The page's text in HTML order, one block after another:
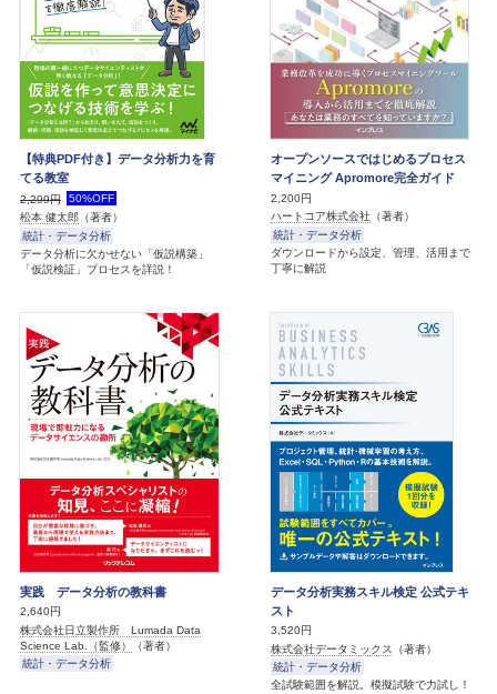
【特典PDF付き】データ分析力を育
てる教室
2,299円
50%OFF
松本 健太郎 （著者）
統計・データ分析
データ分析に欠かせない「仮説構築」
「仮説検証」プロセスを詳説！
オープンソースではじめるプロセス
マイニング Apromore完全ガイド
2,200円
ハートコア株式会社 （著者）
統計・データ分析
ダウンロードから設定、管理、活用まで
丁寧に解説
実践 データ分析の教科書
2,640円
株式会社日立製作所 Lumada Data
Science Lab.（監修）
（著者）
統計・データ分析
データ分析実務スキル検定 公式テキ
スト
3,520円
株式会社データミックス
（著者）
統計・データ分析
全試験範囲を解説。模擬試験で力試し！